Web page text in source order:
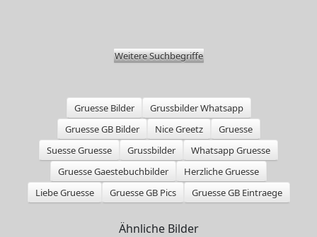
Weitere Suchbegriffe
Gruesse Bilder
Grussbilder Whatsapp
Gruesse GB Bilder
Nice Greetz
Gruesse
Suesse Gruesse
Grussbilder
Whatsapp Gruesse
Gruesse Gaestebuchbilder
Herzliche Gruesse
Liebe Gruesse
Gruesse GB Pics Gruesse GB Eintraege
Ähnliche Bilder